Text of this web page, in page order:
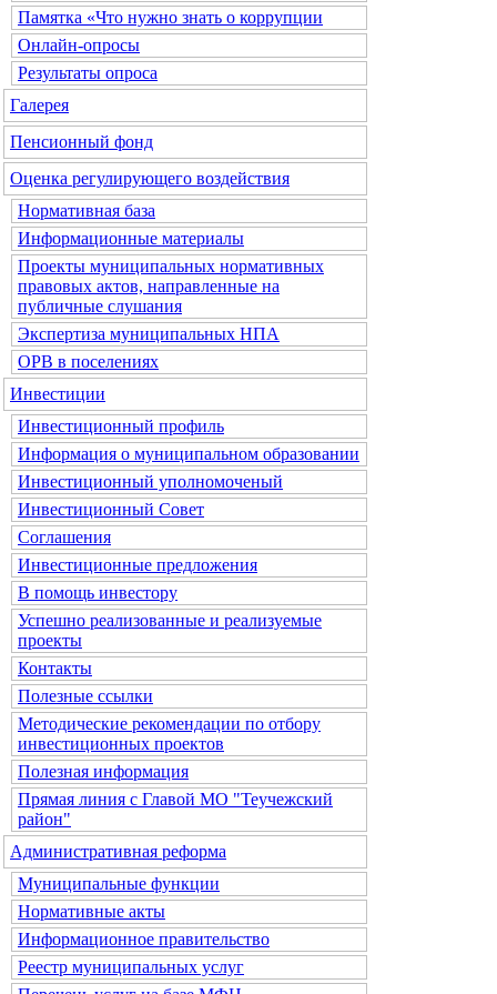
Памятка «Что нужно знать о коррупции
Онлайн-опросы
Результаты опроса
Галерея
Пенсионный фонд
Оценка регулирующего воздействия
Нормативная база
Информационные материалы
Проекты муниципальных нормативных
правовых актов, направленные на
публичные слушания
Экспертиза муниципальных НПА
ОРВ в поселениях
Инвестиции
Инвестиционный профиль
Информация о муниципальном образовании
Инвестиционный уполномоченый
Инвестиционный Совет
Соглашения
Инвестиционные предложения
В помощь инвестору
Успешно реализованные и реализуемые
проекты
Контакты
Полезные ссылки
Методические рекомендации по отбору
инвестиционных проектов
Полезная информация
Прямая линия с Главой МО "Теучежский
район"
Административная реформа
Муниципальные функции
Нормативные акты
Информационное правительство
Реестр муниципальных услуг